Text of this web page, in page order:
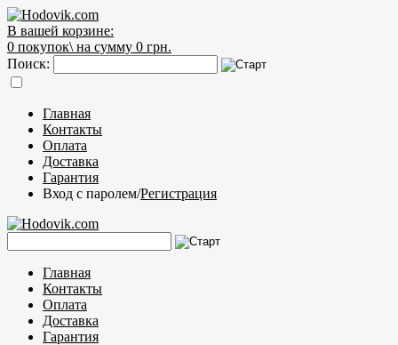
В вашей корзине:
0 покупок\ на сумму 0 грн.
Поиск:
Главная
Контакты
Оплата
Доставка
Гарантия
Вход с паролем/Регистрация
Главная
Контакты
Оплата
Доставка
Гарантия